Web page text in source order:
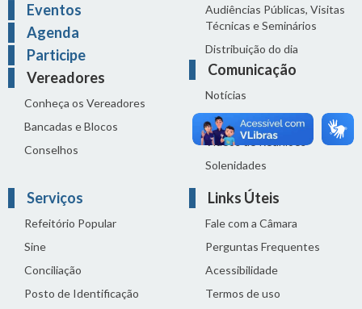
Eventos
Agenda
Participe
Vereadores
Conheça os Vereadores
Bancadas e Blocos
Conselhos
Audiências Públicas, Visitas
Técnicas e Seminários
Distribuição do dia
Comunicação
Notícias
Sala de Imprensa
Vídeos de Reuniões
Solenidades
Serviços
Refeitório Popular
Sine
Conciliação
Posto de Identificação
Links Úteis
Fale com a Câmara
Perguntas Frequentes
Acessibilidade
Termos de uso